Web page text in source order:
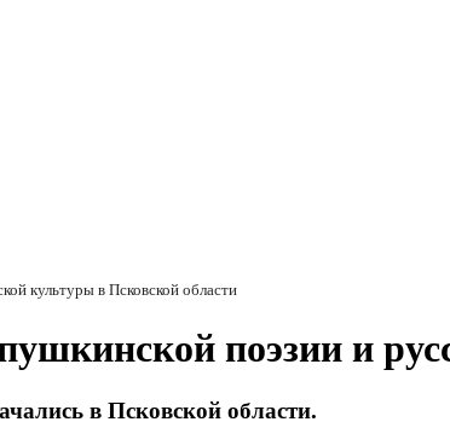
культуры в Псковской области
поэзии и
в Псковской области.